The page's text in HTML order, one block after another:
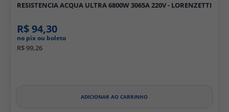
RESISTENCIA ACQUA ULTRA 6800W 3065A 220V - LORENZETTI
R$ 94,30
no pix ou boleto
R$ 99,26
ADICIONAR AO CARRINHO